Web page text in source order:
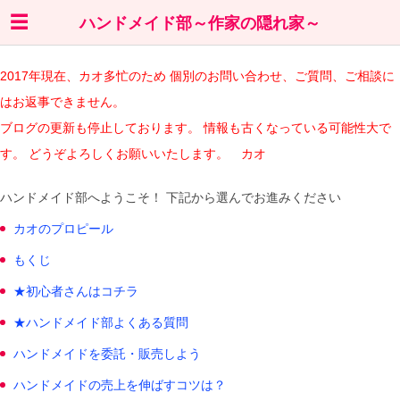
ハンドメイド部～作家の隠れ家～
2017年現在、カオ多忙のため 個別のお問い合わせ、ご質問、ご相談に
はお返事できません。
ブログの更新も停止しております。 情報も古くなっている可能性大で
す。 どうぞよろしくお願いいたします。 カオ
ハンドメイド部へようこそ！ 下記から選んでお進みください
カオのプロピール
もくじ
★初心者さんはコチラ
★ハンドメイド部よくある質問
ハンドメイドを委託・販売しよう
ハンドメイドの売上を伸ばすコツは？